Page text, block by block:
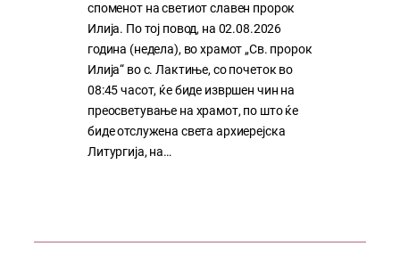
споменот на светиот славен пророк
Илија. По тој повод, на 02.08.2026
година (недела), во храмот „Св. пророк
Илија“ во с. Лактиње, со почеток во
08:45 часот, ќе биде извршен чин на
преосветување на храмот, по што ќе
биде отслужена света архиерејска
Литургија, на…